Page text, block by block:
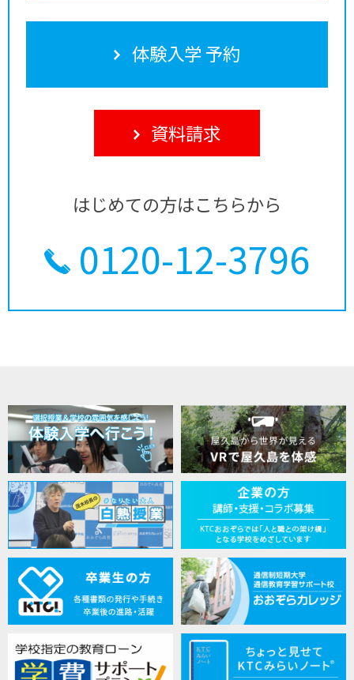
体験入学 予約
資料請求
はじめての方はこちらから
0120-12-3796